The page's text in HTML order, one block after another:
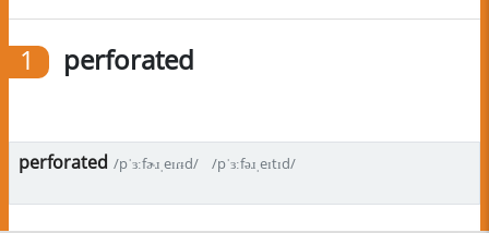
1 perforated
perforated /pˈɜːfɚɹˌeɪɾᵻd/ /pˈɜːfəɹˌeɪtɪd/